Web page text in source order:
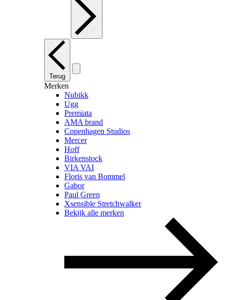
Terug
Merken
Nubikk
Ugg
Premiata
AMA brand
Copenhagen Studios
Mercer
Hoff
Birkenstock
VIA VAI
Floris van Bommel
Gabor
Paul Green
Xsensible Stretchwalker
Bekijk alle merken